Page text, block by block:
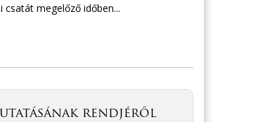
csatát megelőző időben...
rendjéről